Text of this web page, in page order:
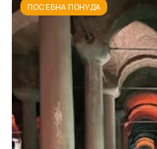
ПОСЕБНА ПОНУДА